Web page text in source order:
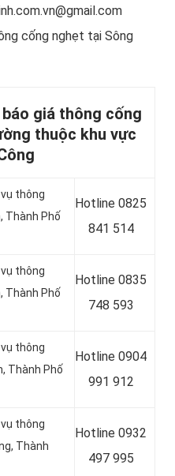
cống nghẹt tại Sông
giá thông cống
thuộc khu vực
thông
Thành Phố
Hotline 0825
841 514
thông
Thành Phố
Hotline 0835
748 593
thông
Thành Phố
Hotline 0904
991 912
thông
Thành
Hotline 0932
497 995